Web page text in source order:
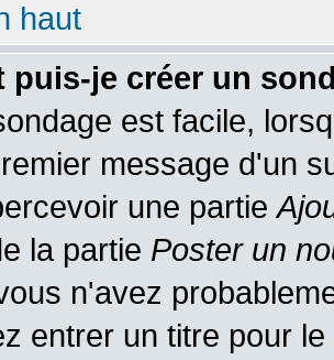
haut
puis-je créer un
est facile,
message d'un
une partie
la partie Poster un
n'avez
entrer un titre pour